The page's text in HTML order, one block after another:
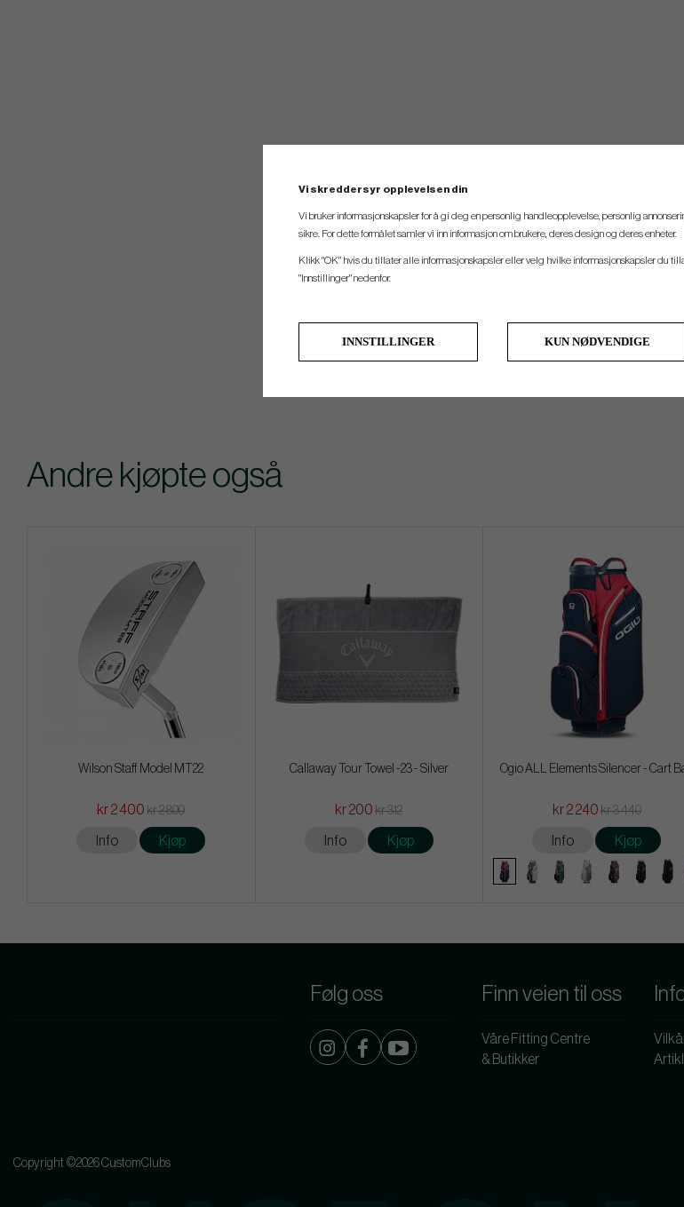
Andre kjøpte også
Wilson Staff Model MT22
kr 2 400 kr 2 800
Info Kjøp
Callaway Tour Towel -23 - Silver
kr 200 kr 312
Info Kjøp
Ogio ALL Elements Silencer - Cart
kr 2 240 kr 3 440
Info Kjøp
Følg oss Finn veien til oss
Våre Fitting Centre
& Butikker
Copyright ©2026 CustomClubs
Vi skreddersyr opplevelsen din
Vi bruker informasjonskapsler for å gi deg en personlig handleopplevelse, personlig
sikre. For dette formålet samler vi inn informasjon om brukere, deres design og deres enheter.
Klikk "OK" hvis du tillater alle informasjonskapsler eller velg hvilke informasjonskapsler du
"Innstillinger" nedenfor.
INNSTILLINGER KUN NØDVENDIGE